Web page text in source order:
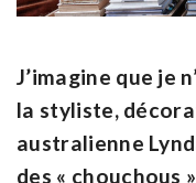
J’imagine que je
la styliste,
australienne
des « chouchous